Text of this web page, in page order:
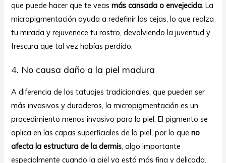
que puede hacer que te veasmás cansada o envejecida. La
micropigmentación ayuda a redefinir las cejas, lo que realza
tu mirada y rejuvenece tu rostro, devolviendo la juventud y
frescura que tal vez habías perdido.
4. No causa daño a la piel madura
A diferencia de los tatuajes tradicionales, que pueden ser
más invasivos y duraderos, la micropigmentación es un
procedimiento menos invasivo para la piel. El pigmento se
aplica en las capas superficiales de la piel, por lo queno
afecta la estructura de la dermis, algo importante
especialmente cuando la piel ya está más fina y delicada.